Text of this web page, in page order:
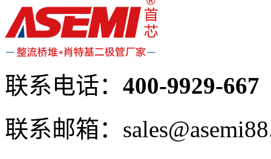
联系电话： 400-9929-667
联系邮箱：